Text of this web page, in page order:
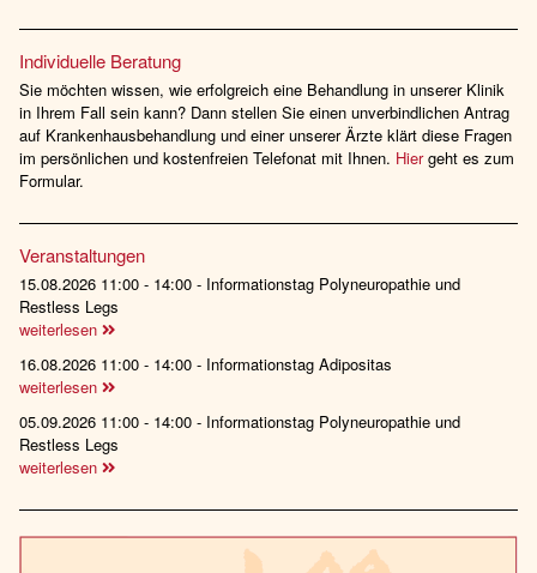
Individuelle Beratung
Sie möchten wissen, wie erfolgreich eine Behandlung in unserer Klinik
in Ihrem Fall sein kann? Dann stellen Sie einen unverbindlichen Antrag
auf Krankenhausbehandlung und einer unserer Ärzte klärt diese Fragen
im persönlichen und kostenfreien Telefonat mit Ihnen. Hiergeht es zum
Formular.
Veranstaltungen
15.08.2026 11:00 - 14:00 - Informationstag Polyneuropathie und
Restless Legs
weiterlesen
16.08.2026 11:00 - 14:00 - Informationstag Adipositas
weiterlesen
05.09.2026 11:00 - 14:00 - Informationstag Polyneuropathie und
Restless Legs
weiterlesen